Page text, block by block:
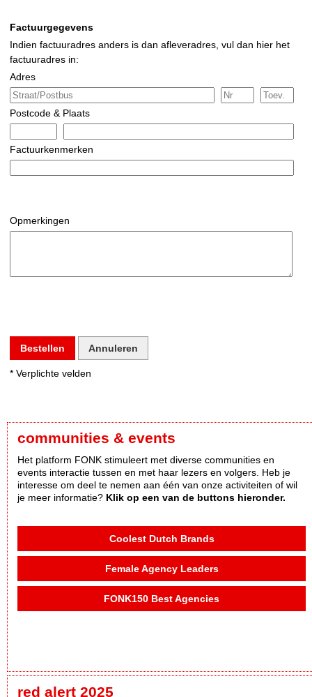
Factuurgegevens
Indien factuuradres anders is dan afleveradres, vul dan hier het
factuuradres in:
Adres
Postcode & Plaats
Factuurkenmerken
Opmerkingen
Bestellen Annuleren
* Verplichte velden
communities & events
Het platform FONK stimuleert met diverse communities en
events interactie tussen en met haar lezers en volgers. Heb je
interesse om deel te nemen aan één van onze activiteiten of wil
je meer informatie? Klik op een van de buttons hieronder.
Coolest Dutch Brands
Female Agency Leaders
FONK150 Best Agencies
red alert 2025